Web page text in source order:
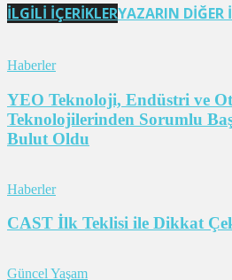
İLGİLİ İÇERİKLERYAZARIN DİĞER
Haberler
YEO Teknoloji, Endüstri ve
Teknolojilerinden Sorumlu
Bulut Oldu
Haberler
CAST İlk Teklisi ile Dikkat
Güncel Yaşam